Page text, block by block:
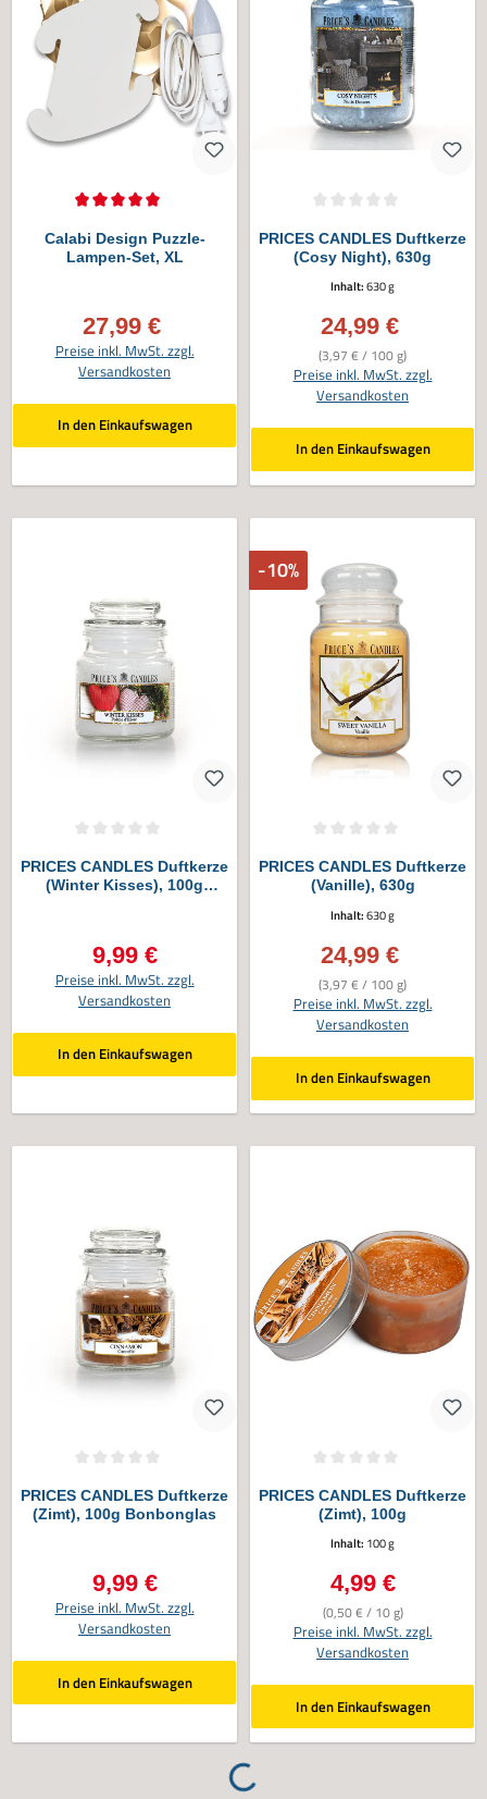
Calabi Design Puzzle-
Lampen-Set, XL
Verkaufspreis:
27,99 €
Preise inkl. MwSt. zzgl.
Versandkosten
In den Einkaufswagen
PRICES CANDLES Duftkerze
(Cosy Night), 630g
Inhalt:630 g
Verkaufspreis:
24,99 €
(3,97 € / 100 g)
Preise inkl. MwSt. zzgl.
Versandkosten
In den Einkaufswagen
PRICES CANDLES Duftkerze
(Winter Kisses), 100g
Regulärer Preis:
9,99 €
Preise inkl. MwSt. zzgl.
Versandkosten
In den Einkaufswagen
-10%
PRICES CANDLES Duftkerze
(Vanille), 630g
Inhalt:630 g
Verkaufspreis:
24,99 €
(3,97 € / 100 g)
Preise inkl. MwSt. zzgl.
Versandkosten
In den Einkaufswagen
PRICES CANDLES Duftkerze
(Zimt), 100g Bonbonglas
Regulärer Preis:
9,99 €
Preise inkl. MwSt. zzgl.
Versandkosten
In den Einkaufswagen
PRICES CANDLES Duftkerze
(Zimt), 100g
Inhalt: 100 g
Regulärer Preis:
4,99 €
(0,50 € / 10 g)
Preise inkl. MwSt. zzgl.
Versandkosten
In den Einkaufswagen
Loading...